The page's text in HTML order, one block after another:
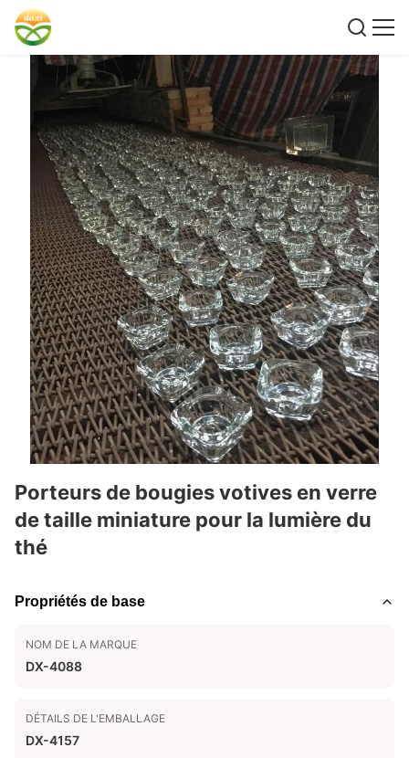
Porteurs de bougies votives en verre
de taille miniature pour la lumière du
thé
Propriétés de base
NOM DE LA MARQUE
DX-4088
DÉTAILS DE L'EMBALLAGE
DX-4157